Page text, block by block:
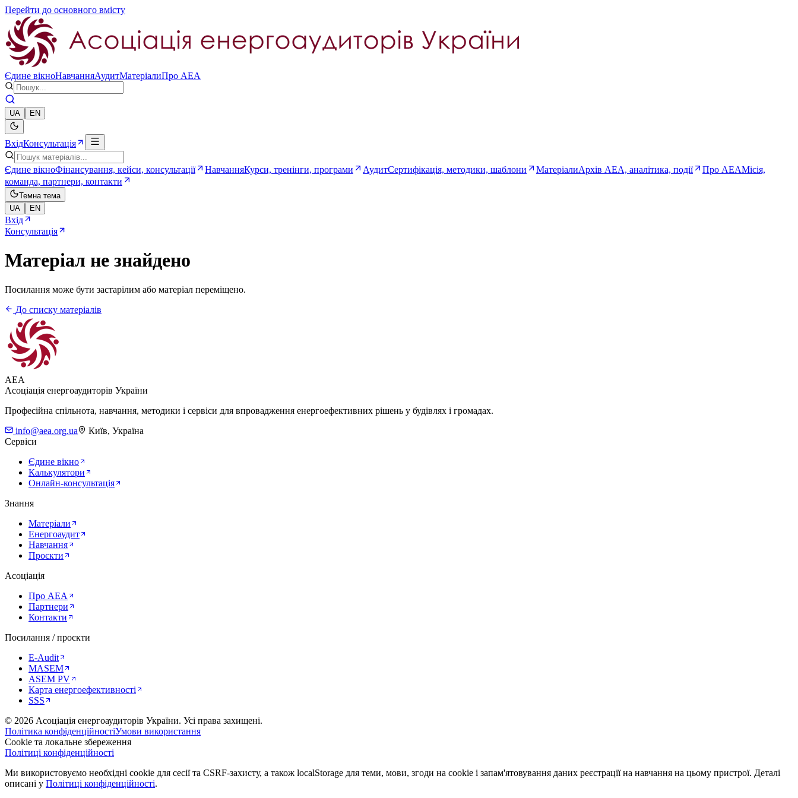
Перейти до основного вмісту
Єдине вікноНавчанняАудитМатеріалиПро AEA
UA EN
ВхідКонсультація
Єдине вікноФінансування, кейси, консультації НавчанняКурси, тренінги, програми АудитСертифікація, методики, шаблони МатеріалиАрхів AEA, аналітика, події Про AEAМісія,
команда, партнери, контакти
Темна тема
UA
EN
Вхід
Консультація
Матеріал не знайдено
Посилання може бути застарілим або матеріал переміщено.
До списку матеріалів
AEA
Асоціація енергоаудиторів України
Професійна спільнота, навчання, методики і сервіси для впровадження енергоефективних рішень у будівлях і громадах.
info@aea.org.ua
Київ, Україна
Сервіси
Єдине вікно
Калькулятори
Онлайн-консультація
Знання
Матеріали
Енергоаудит
Навчання
Проєкти
Асоціація
Про AEA
Партнери
Контакти
Посилання / проєкти
E-Audit
MASEM
ASEM PV
Карта енергоефективності
SSS
© 2026 Асоціація енергоаудиторів України. Усі права захищені.
Політика конфіденційностіУмови використання
Cookie та локальне збереження
Політиці конфіденційності
Ми використовуємо необхідні cookie для сесії та CSRF-захисту, а також localStorage для теми, мови, згоди на cookie і запам'ятовування даних реєстрації на навчання на цьому пристрої. Деталі
описані у Політиці конфіденційності.